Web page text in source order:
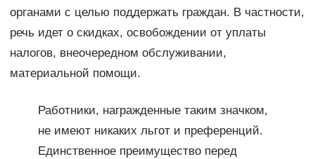
органами с целью поддержать граждан. В частности,
речь идет о скидках, освобождении от уплаты
налогов, внеочередном обслуживании,
материальной помощи.
Работники, награжденные таким значком,
не имеют никаких льгот и преференций.
Единственное преимущество перед